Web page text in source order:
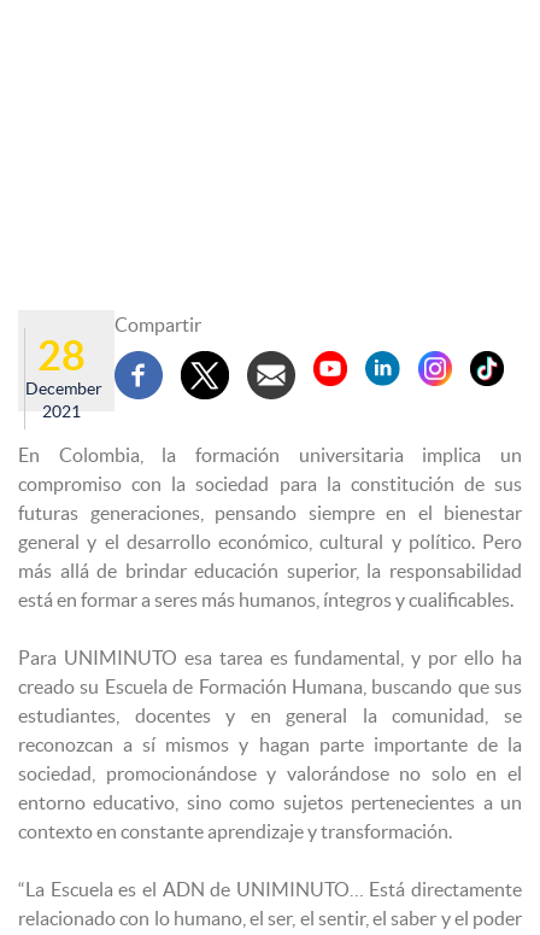
28
December
2021
Compartir
En Colombia, la formación universitaria implica un
compromiso con la sociedad para la constitución de sus
futuras generaciones, pensando siempre en el bienestar
general y el desarrollo económico, cultural y político. Pero
más allá de brindar educación superior, la responsabilidad
está en formar a seres más humanos, íntegros y cualificables.
Para UNIMINUTO esa tarea es fundamental, y por ello ha
creado su Escuela de Formación Humana, buscando que sus
estudiantes, docentes y en general la comunidad, se
reconozcan a sí mismos y hagan parte importante de la
sociedad, promocionándose y valorándose no solo en el
entorno educativo, sino como sujetos pertenecientes a un
contexto en constante aprendizaje y transformación.
“La Escuela es el ADN de UNIMINUTO… Está directamente
relacionado con lo humano, el ser, el sentir, el saber y el poder